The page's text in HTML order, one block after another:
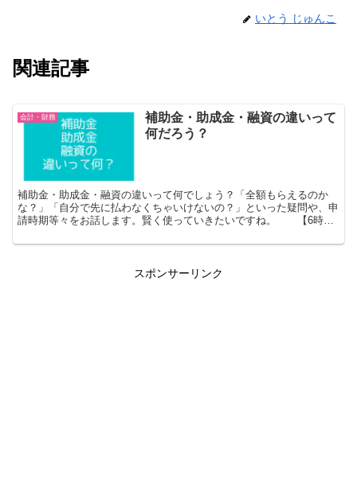
いとう じゅんこ
関連記事
会計・財務
補助金・助成金・融資の違いって
何だろう？
補助金・助成金・融資の違いって何でしょう？「全額もらえるのか
な？」「自分で先に払わなくちゃいけないの？」といった疑問や、申
請時期等々をお話します。賢く使っていきたいですね。 【6時間
スポンサーリンク